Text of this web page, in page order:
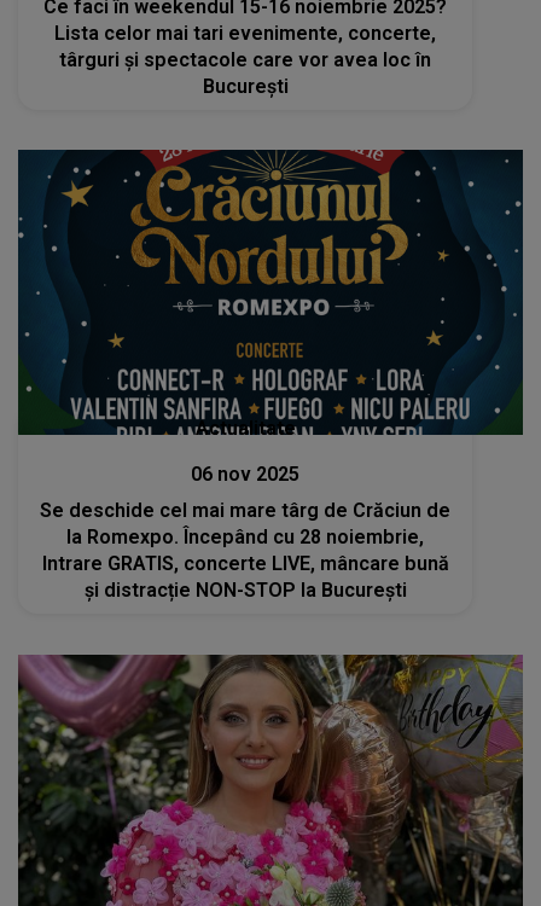
Ce faci în weekendul 15-16 noiembrie 2025?
Lista celor mai tari evenimente, concerte,
târguri și spectacole care vor avea loc în
București
Actualitate
06 nov 2025
Se deschide cel mai mare târg de Crăciun de
la Romexpo. Începând cu 28 noiembrie,
Intrare GRATIS, concerte LIVE, mâncare bună
și distracție NON-STOP la București